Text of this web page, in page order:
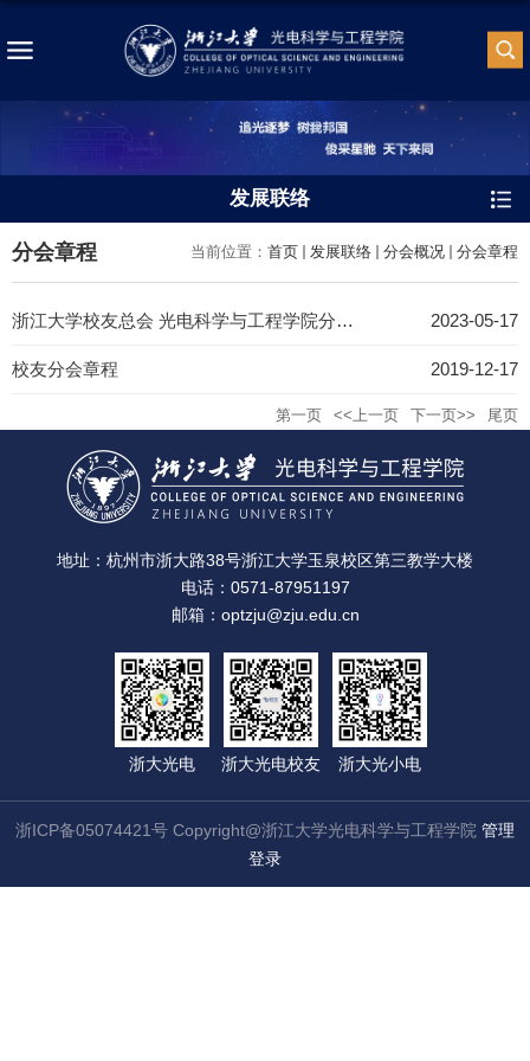
发展联络
当前位置： 首页 发展联络 分会概况 分会章程
分会章程
浙江大学校友总会 光电科学与工程学院分会管理办法 2023-05-17
校友分会章程 2019-12-17
第一页 <<上一页 下一页>> 尾页
地址：杭州市浙大路38号浙江大学玉泉校区第三教学大楼
电话：0571-87951197
邮箱：optzju@zju.edu.cn
浙大光电 浙大光电校友 浙大光小电
浙ICP备05074421号 Copyright@浙江大学光电科学与工程学院 管理
登录